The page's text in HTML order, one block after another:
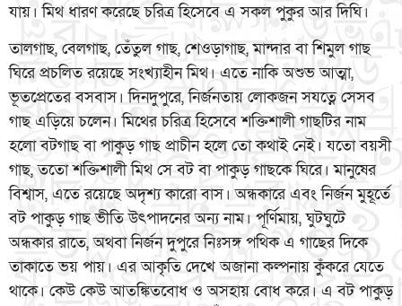
যায়। মিথ ধারণ করেছে চরিত্র হিসেবে এ সকল পুকুর আর দিঘি।
তালগাছ, বেলগাছ, তেঁতুল গাছ, শেওড়াগাছ, মান্দার বা শিমুল গাছ
ঘিরে প্রচলিত রয়েছে সংখ্যাহীন মিথ। এতে নাকি অশুভ আত্মা,
ভূতপ্রেতের বসবাস। দিনদুপুরে, নির্জনতায় লোকজন সযত্নে সেসব
গাছ এড়িয়ে চলেন। মিথের চরিত্র হিসেবে শক্তিশালী গাছটির নাম
হলো বটগাছ বা পাকুড় গাছ প্রাচীন হলে তো কথাই নেই। যতো বয়সী
গাছ, ততো শক্তিশালী মিথ সে বট বা পাকুড় গাছকে ঘিরে। মানুষের
বিশ্বাস, এতে রয়েছে অদৃশ্য কারো বাস। অন্ধকারে এবং নির্জন মুহূর্তে
বট পাকুড় গাছ ভীতি উৎপাদনের অন্য নাম। পূর্ণিমায়, ঘুটঘুটে
অন্ধকার রাতে, অথবা নির্জন দুপুরে নিঃসঙ্গ পথিক এ গাছের দিকে
তাকাতে ভয় পায়। এর আকৃতি দেখে অজানা কল্পনায় কুঁকরে যেতে
থাকে। কেউ কেউ আতঙ্কিতবোধ ও অসহায় বোধ করে। এ বট পাকুড়